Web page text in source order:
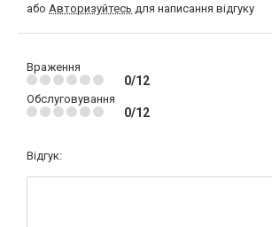
або Авторизуйтесь для написання відгуку
Враження
0/12
Обслуговування
0/12
Відгук: